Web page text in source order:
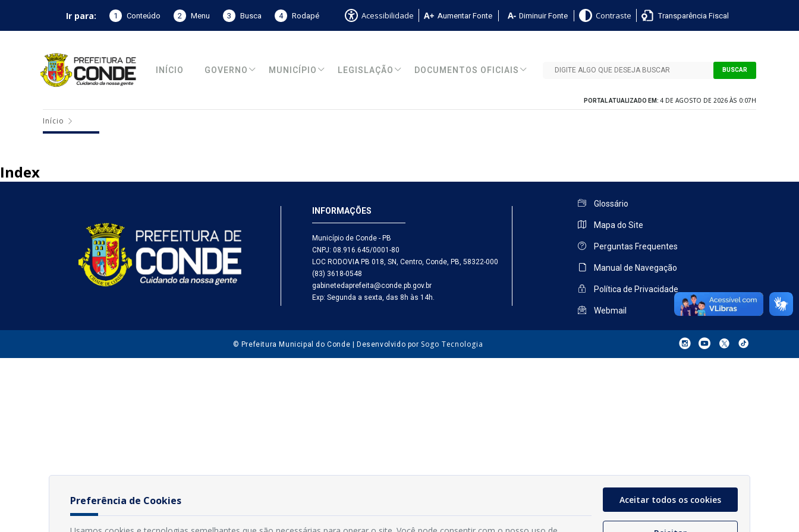
Ir para: 1 Conteúdo 2 Menu 3 Busca 4 Rodapé Acessibilidade Aumentar Fonte Diminuir Fonte Contraste Transparência Fiscal
INÍCIO GOVERNO MUNICÍPIO LEGISLAÇÃO DOCUMENTOS OFICIAIS BUSCAR
PORTAL ATUALIZADO EM: 4 DE AGOSTO DE 2026 ÀS 0:07H
Início
Index
INFORMAÇÕES
Município de Conde - PB
CNPJ: 08.916.645/0001-80
LOC RODOVIA PB 018, SN, Centro, Conde, PB, 58322-000
(83) 3618-0548
gabinetedaprefeita@conde.pb.gov.br
Exp: Segunda a sexta, das 8h às 14h.
Glossário
Mapa do Site
Perguntas Frequentes
Manual de Navegação
Política de Privacidade
Webmail
© Prefeitura Municipal do Conde | Desenvolvido por Sogo Tecnologia
Preferência de Cookies Aceitar todos os cookies